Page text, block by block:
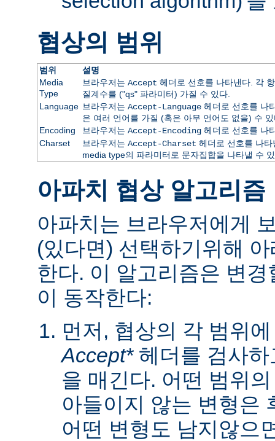
협상의 범위
범위
설명
Media
Type
브라우저는 Accept 헤더로 선호를 나타낸다. 각
질계수를 ("qs" 파라미터) 가질 수 있다.
Language 브라우저는 Accept-Language헤더로 선호를 나
은 여러 언어를 가질 (혹은 아무 언어도 없을) 수
Encoding
브라우저는 Accept-Encoding헤더로 선호를 나
Charset
브라우저는 Accept-Charset 헤더로 선호를 나
media type의 파라미터로 문자집합을 나타낼 수
아파치 협상 알고리즘
아파치는 브라우저에게
(있다면) 선택하기위해
한다. 이 알고리즘은 변
이 동작한다:
먼저, 협상의 각 범위
Accept*헤더를 검사하
을 매긴다. 어떤 범위
아들이지 않는 변형은
어떤 변형도 남지않으